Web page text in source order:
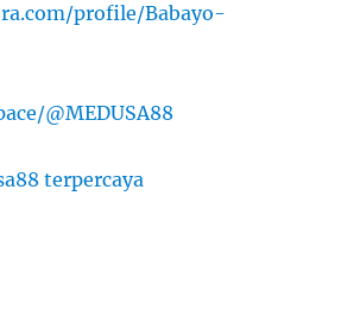
profile/Babayo-
@MEDUSA88
terpercaya